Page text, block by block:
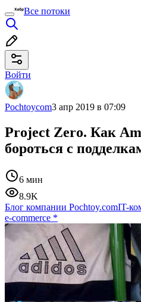
Все потоки
Войти
Pochtoycom3 апр 2019 в 07:09
Project Zero. Как
бороться с
6 мин
8.9K
Блог компании Pochtoy.comIT-
e-commerce *